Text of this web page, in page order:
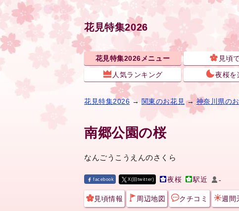
花見特集2026
花見特集2026メニュー 見頃
人気ランキング 夜桜を
花見特集2026 → 関東のお花見 →神奈川県の
南郷公園の桜
なんごうこうえんのさくら
facebook X(旧twitter) 夜桜 駅近 -
見頃情報 周辺地図 クチコミ 週間